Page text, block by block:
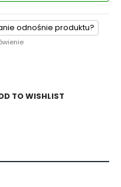
odnośnie produktu?
TO WISHLIST